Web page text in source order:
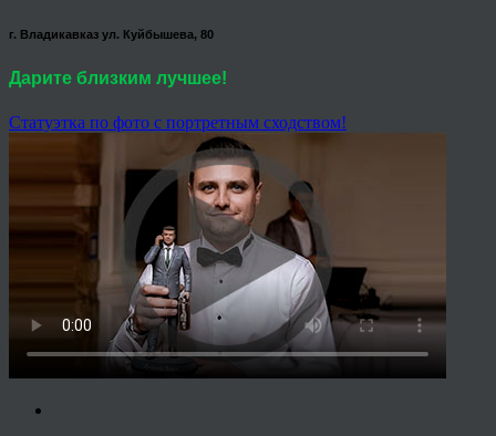
г. Владикавказ ул. Куйбышева, 80
Дарите близким лучшее!
Статуэтка по фото с портретным сходством!